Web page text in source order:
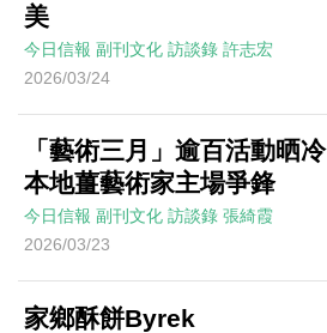
美
今日信報 副刊文化 訪談錄 許志宏
2026/03/24
「藝術三月」逾百活動晒冷
本地薑藝術家主場爭鋒
今日信報 副刊文化 訪談錄 張綺霞
2026/03/23
家鄉酥餅Byrek